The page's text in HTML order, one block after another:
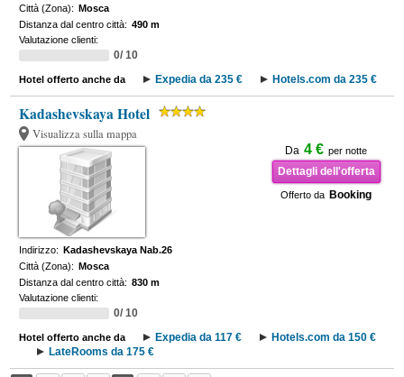
Città (Zona): Mosca
Distanza dal centro città: 490 m
Valutazione clienti:
0/ 10
Hotel offerto anche da Expedia da 235 € Hotels.com da 235 €
Kadashevskaya Hotel
Visualizza sulla mappa
Da 4 € per notte
Dettagli dell'offerta
Offerto da Booking
Indirizzo: Kadashevskaya Nab.26
Città (Zona): Mosca
Distanza dal centro città: 830 m
Valutazione clienti:
0/ 10
Hotel offerto anche da Expedia da 117 €
Hotels.com da 150 €
LateRooms da 175 €